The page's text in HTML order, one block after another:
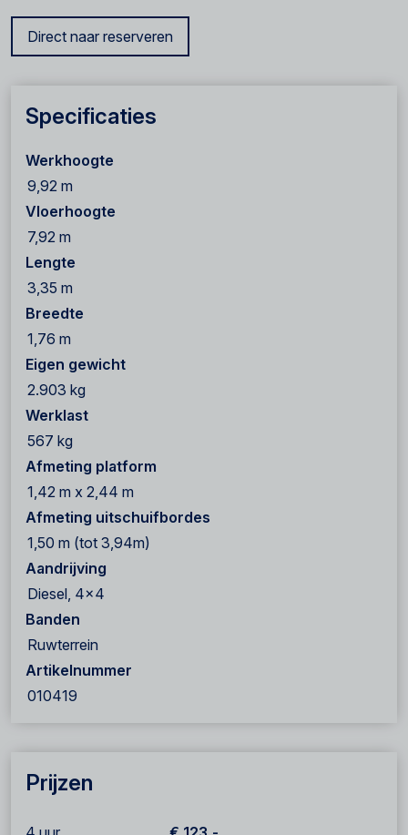
Direct naar reserveren
Specificaties
Werkhoogte
9,92 m
Vloerhoogte
7,92 m
Lengte
3,35 m
Breedte
1,76 m
Eigen gewicht
2.903 kg
Werklast
567 kg
Afmeting platform
1,42 m x 2,44 m
Afmeting uitschuifbordes
1,50 m (tot 3,94m)
Aandrijving
Diesel, 4x4
Banden
Ruwterrein
Artikelnummer
010419
Prijzen